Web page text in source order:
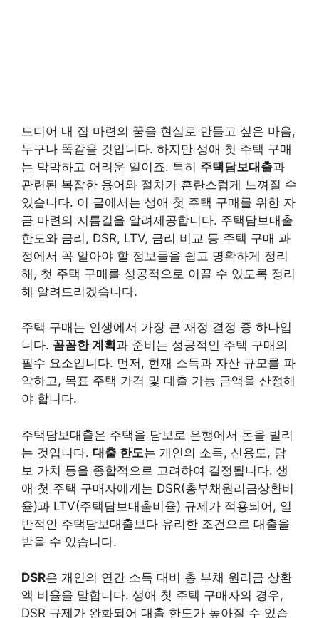
드디어 내 집 마련의 꿈을 현실로 만들고 싶은 마음,
누구나 똑같을 것입니다. 하지만 생애 첫 주택 구매
는 막막하고 어려운 일이죠. 특히 주택담보대출과
관련된 복잡한 용어와 절차가 혼란스럽게 느껴질 수
있습니다. 이 글에서는 생애 첫 주택 구매를 위한 자
금 마련의 지름길을 알려제공합니다. 주택담보대출
한도와 금리, DSR, LTV, 금리 비교 등 주택 구매 과
정에서 꼭 알아야 할 정보들을 쉽고 명확하게 정리
해, 첫 주택 구매를 성공적으로 이끌 수 있도록 정리
해 알려드리겠습니다.
주택 구매는 인생에서 가장 큰 재정 결정 중 하나입
니다. 꼼꼼한 계획 과 준비는 성공적인 주택 구매의
필수 요소입니다. 먼저, 현재 소득과 자산 규모를 파
악하고, 목표 주택 가격 및 대출 가능 금액을 산정해
야 합니다.
주택담보대출은 주택을 담보로 은행에서 돈을 빌리
는 것입니다. 대출 한도는 개인의 소득, 신용도, 담
보 가치 등을 종합적으로 고려하여 결정됩니다. 생
애 첫 주택 구매자에게는 DSR(총부채원리금상환비
율)과 LTV(주택담보대출비율) 규제가 적용되어, 일
반적인 주택담보대출보다 유리한 조건으로 대출을
받을 수 있습니다.
DSR은 개인의 연간 소득 대비 총 부채 원리금 상환
액 비율을 말합니다. 생애 첫 주택 구매자의 경우,
DSR 규제가 완화되어 대출 한도가 높아질 수 있습